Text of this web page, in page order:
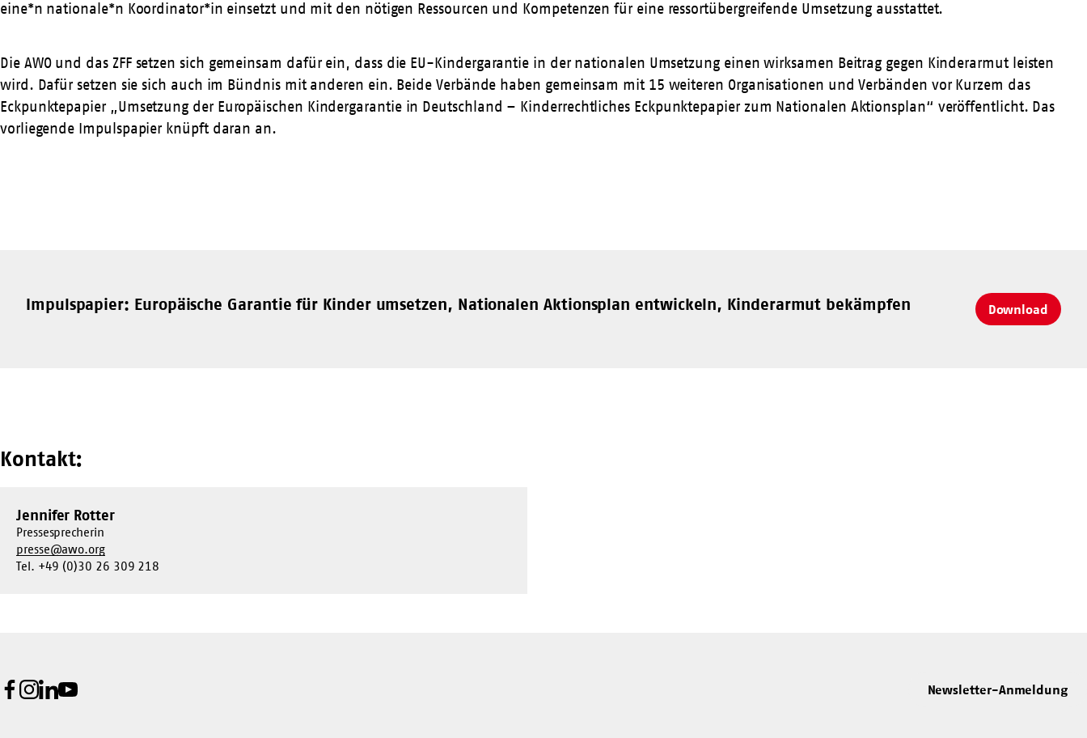
eine*n nationale*n Koordinator*in einsetzt und mit den nötigen Ressourcen und Kompetenzen für eine ressortübergreifende Umsetzung ausstattet.
Die AWO und das ZFF setzen sich gemeinsam dafür ein, dass die EU-Kindergarantie in der nationalen Umsetzung einen wirksamen Beitrag gegen Kinderarmut leisten
wird. Dafür setzen sie sich auch im Bündnis mit anderen ein. Beide Verbände haben gemeinsam mit 15 weiteren Organisationen und Verbänden vor Kurzem das
Eckpunktepapier „Umsetzung der Europäischen Kindergarantie in Deutschland – Kinderrechtliches Eckpunktepapier zum Nationalen Aktionsplan“ veröffentlicht. Das
vorliegende Impulspapier knüpft daran an.
Impulspapier: Europäische Garantie für Kinder umsetzen, Nationalen Aktionsplan entwickeln, Kinderarmut bekämpfen Download
Kontakt:
Jennifer Rotter
Pressesprecherin
presse@awo.org
Tel. +49 (0)30 26 309 218
Facebook
Instagram
LinkedIn
Youtube Newsletter-Anmeldung